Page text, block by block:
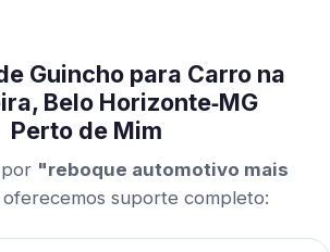
Guincho para Carro na
Belo Horizonte‑MG
Perto de Mim
"reboque automotivo mais
oferecemos suporte completo: